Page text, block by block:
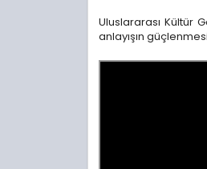
Uluslararası Kültür
anlayışın